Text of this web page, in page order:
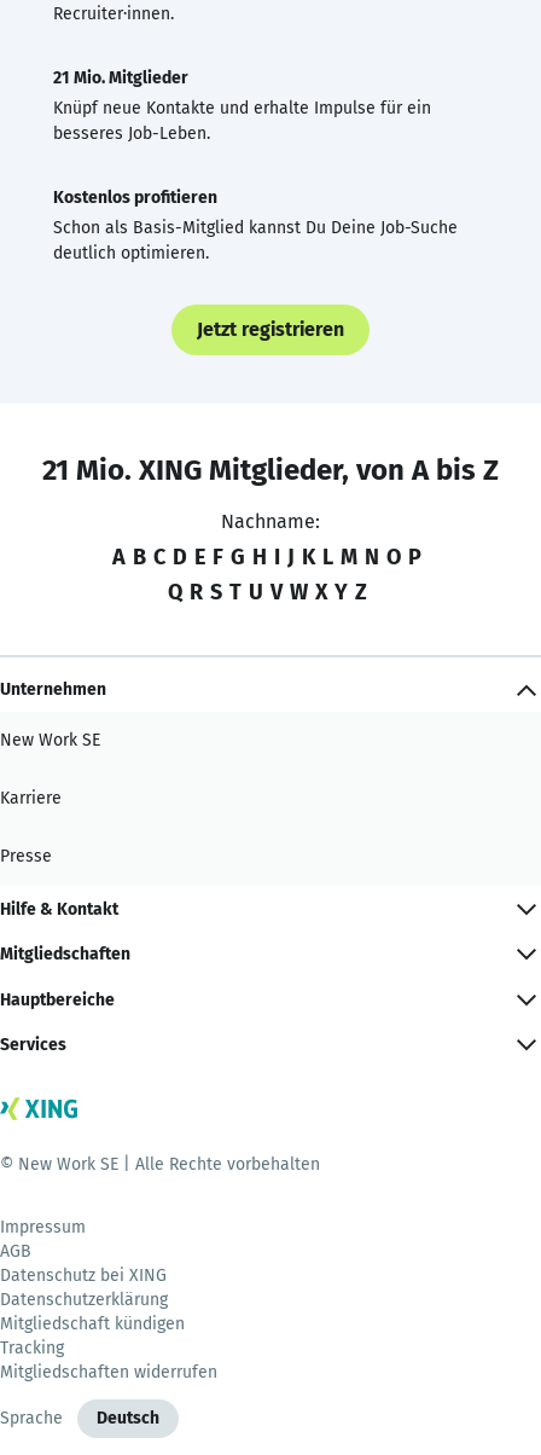
Recruiter·innen.
21 Mio. Mitglieder
Knüpf neue Kontakte und erhalte Impulse für ein
besseres Job-Leben.
Kostenlos profitieren
Schon als Basis-Mitglied kannst Du Deine Job-Suche
deutlich optimieren.
Jetzt registrieren
21 Mio. XING Mitglieder, von A bis Z
Nachname:
A B C D E F G H I J K L M N O P
Q R S T U V W X Y Z
Unternehmen
New Work SE
Karriere
Presse
Hilfe & Kontakt
Mitgliedschaften
Hauptbereiche
Services
© New Work SE | Alle Rechte vorbehalten
Impressum
AGB
Datenschutz bei XING
Datenschutzerklärung
Mitgliedschaft kündigen
Tracking
Mitgliedschaften widerrufen
Sprache Deutsch